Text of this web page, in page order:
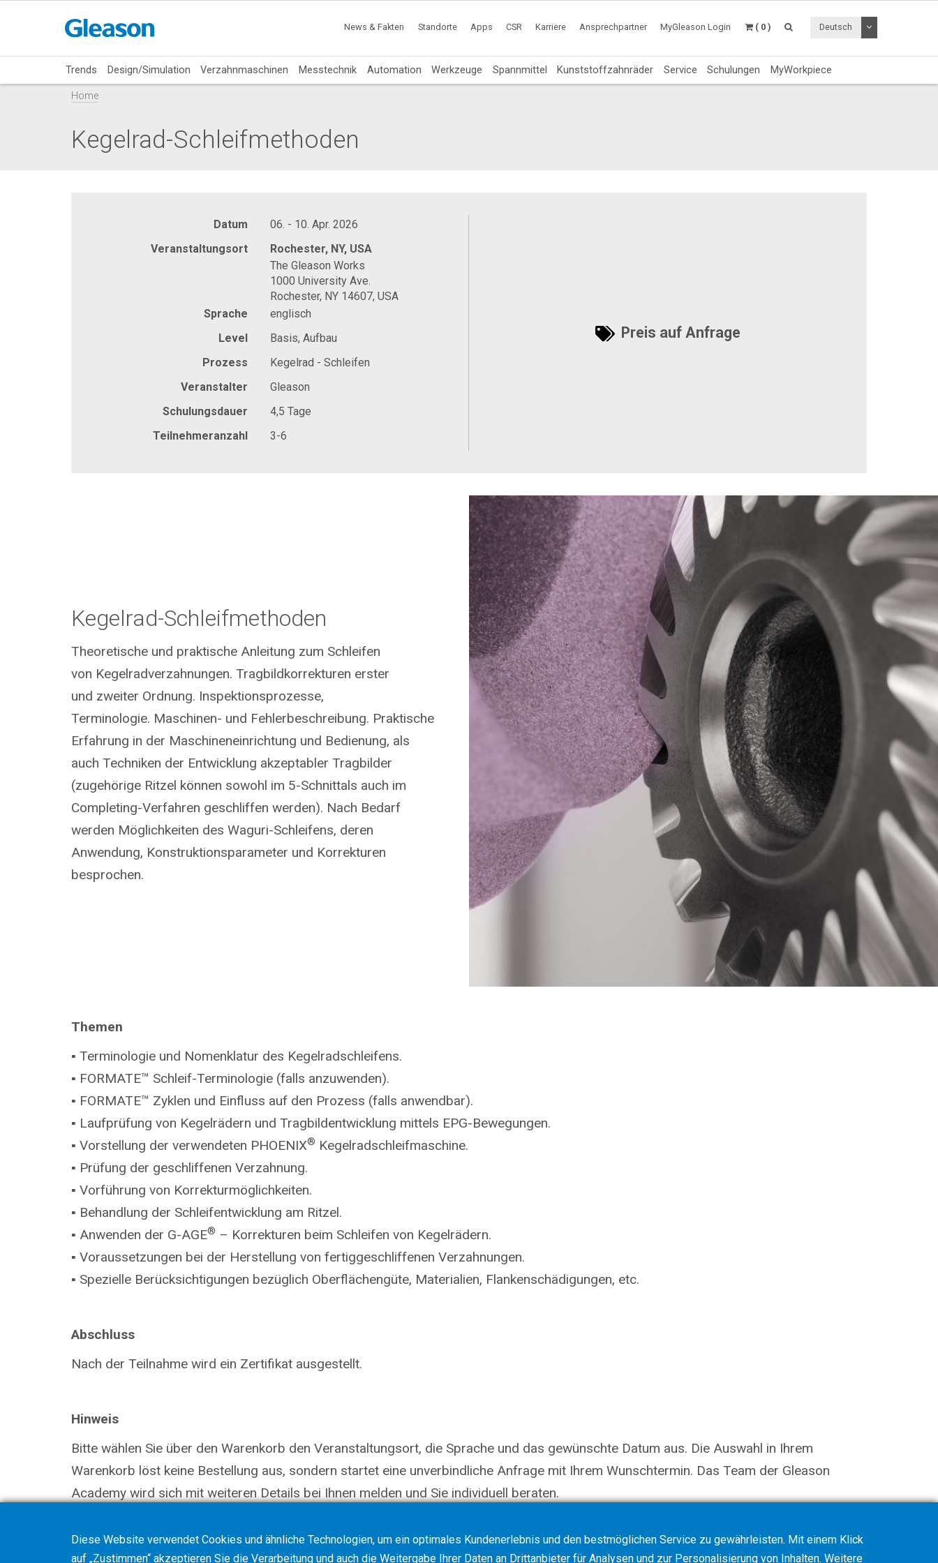
News & Fakten Standorte Apps CSR Karriere Ansprechpartner MyGleason Login ( 0 ) Deutsch Dropdown
Trends Design/Simulation Verzahnmaschinen Messtechnik Automation Werkzeuge Spannmittel Kunststoffzahnräder Service Schulungen MyWorkpiece
Home
Kegelrad-Schleifmethoden
Datum
06. - 10. Apr. 2026
Veranstaltungsort
Rochester, NY, USA
The Gleason Works
1000 University Ave.
Rochester, NY 14607, USA
Sprache
englisch
Level
Basis, Aufbau
Prozess
Kegelrad - Schleifen
Veranstalter
Gleason
Schulungsdauer
4,5 Tage
Teilnehmeranzahl
3-6
Preis auf Anfrage
Kegelrad-Schleifmethoden
Theoretische und praktische Anleitung zum Schleifen
von Kegelradverzahnungen. Tragbildkorrekturen erster
und zweiter Ordnung. Inspektionsprozesse,
Terminologie. Maschinen- und Fehlerbeschreibung. Praktische
Erfahrung in der Maschineneinrichtung und Bedienung, als
auch Techniken der Entwicklung akzeptabler Tragbilder
(zugehörige Ritzel können sowohl im 5-Schnittals auch im
Completing-Verfahren geschliffen werden). Nach Bedarf
werden Möglichkeiten des Waguri-Schleifens, deren
Anwendung, Konstruktionsparameter und Korrekturen
besprochen.
Themen
▪ Terminologie und Nomenklatur des Kegelradschleifens.
▪ FORMATE™ Schleif-Terminologie (falls anzuwenden).
▪ FORMATE™ Zyklen und Einfluss auf den Prozess (falls anwendbar).
▪ Laufprüfung von Kegelrädern und Tragbildentwicklung mittels EPG-Bewegungen.
▪ Vorstellung der verwendeten PHOENIX® Kegelradschleifmaschine.
▪ Prüfung der geschliffenen Verzahnung.
▪ Vorführung von Korrekturmöglichkeiten.
▪ Behandlung der Schleifentwicklung am Ritzel.
▪ Anwenden der G-AGE® – Korrekturen beim Schleifen von Kegelrädern.
▪ Voraussetzungen bei der Herstellung von fertiggeschliffenen Verzahnungen.
▪ Spezielle Berücksichtigungen bezüglich Oberflächengüte, Materialien, Flankenschädigungen, etc.
Abschluss
Nach der Teilnahme wird ein Zertifikat ausgestellt.
Hinweis
Bitte wählen Sie über den Warenkorb den Veranstaltungsort, die Sprache und das gewünschte Datum aus. Die Auswahl in Ihrem
Warenkorb löst keine Bestellung aus, sondern startet eine unverbindliche Anfrage mit Ihrem Wunschtermin. Das Team der Gleason
Academy wird sich mit weiteren Details bei Ihnen melden und Sie individuell beraten.
Diese Website verwendet Cookies und ähnliche Technologien, um ein optimales Kundenerlebnis und den bestmöglichen Service zu gewährleisten. Mit einem Klick
auf „Zustimmen“ akzeptieren Sie die Verarbeitung und auch die Weitergabe Ihrer Daten an Drittanbieter für Analysen und zur Personalisierung von Inhalten. Weitere